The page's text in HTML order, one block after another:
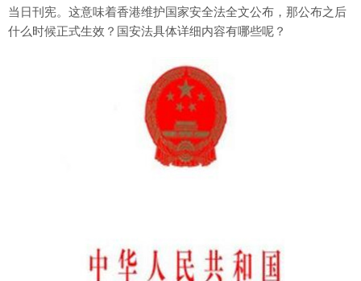
当日刊宪。这意味着香港维护国家安全法全文公布，那公布之后
什么时候正式生效？国安法具体详细内容有哪些呢？